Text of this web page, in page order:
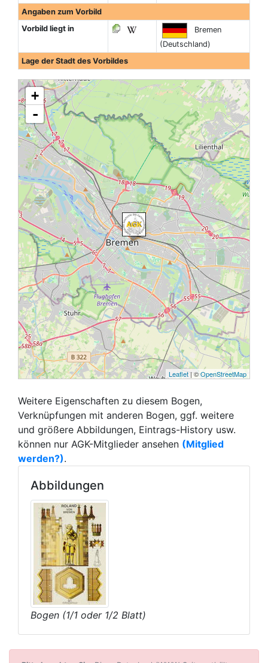
Angaben zum Vorbild
Vorbild liegt in
Bremen
(Deutschland)
Lage der Stadt des Vorbildes
+
-
Leaflet | ©OpenStreetMap
Weitere Eigenschaften zu diesem Bogen,
Verknüpfungen mit anderen Bogen, ggf. weitere
und größere Abbildungen, Eintrags-History usw.
können nur AGK-Mitglieder ansehen (Mitglied
werden?).
Abbildungen
Bogen (1/1 oder 1/2 Blatt)